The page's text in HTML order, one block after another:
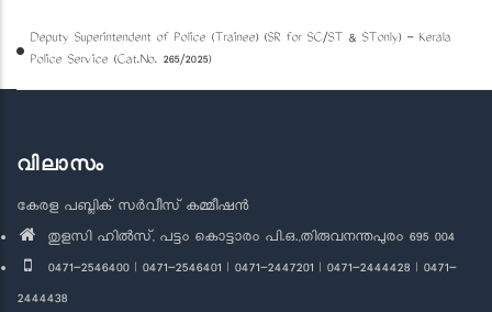
Deputy Superintendent of Police (Trainee) (SR for SC/ST & STonly) - Kerala
Police Service (Cat.No. 265/2025)
വിലാസം
കേരള പബ്ലിക് സർവീസ് കമ്മീഷൻ
തുളസി ഹിൽസ്, പട്ടം കൊട്ടാരം പി.ഒ.,തിരുവനന്തപുരം 695 004
0471-2546400 | 0471-2546401 | 0471-2447201 | 0471-2444428 | 0471-
2444438